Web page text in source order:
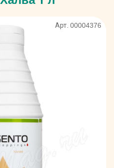
Арт. 00004376